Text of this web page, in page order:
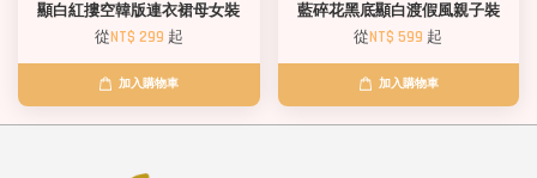
顯白紅摟空韓版連衣裙母女裝
從NT$ 299 起
加入購物車
藍碎花黑底顯白渡假風親子裝
從NT$ 599 起
加入購物車